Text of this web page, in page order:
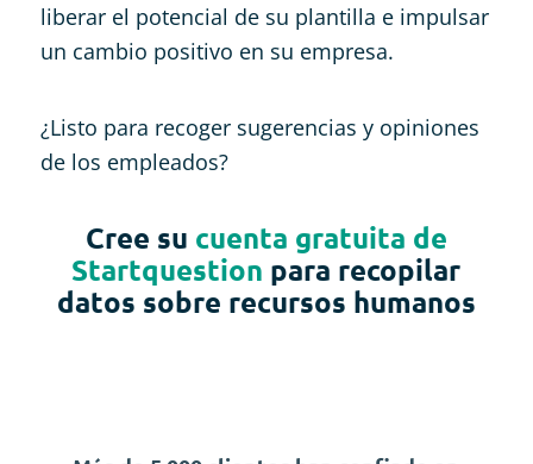
liberar el potencial de su plantilla e impulsar
un cambio positivo en su empresa.
¿Listo para recoger sugerencias y opiniones
de los empleados?
Cree su cuenta gratuita de
Startquestion para recopilar
datos sobre recursos humanos